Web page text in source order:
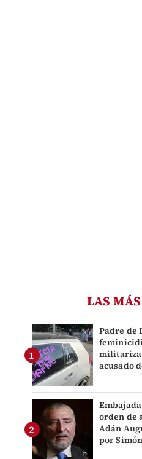
LAS
Padre de
acusado
orden de
Adán
por